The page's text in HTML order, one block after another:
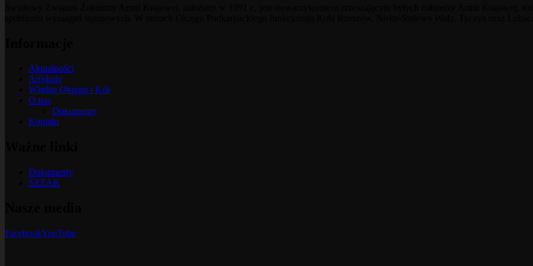
Aktualności
Artykuły
Władze Okręgu i Kół
O nas
Dokumenty
Kontakt
Dokumenty
ŚZŻAK
FacebookYouTube